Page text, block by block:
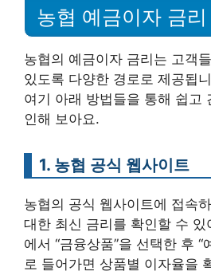
농협 예금이자 금
농협의 예금이자 금리는 고객
있도록 다양한 경로로 제공됩
여기 아래 방법들을 통해 쉽고
인해 보아요.
1. 농협 공식 웹사이트
농협의 공식 웹사이트에 접속
대한 최신 금리를 확인할 수
에서 “금융상품”을 선택한 후 “
로 들어가면 상품별 이자율을